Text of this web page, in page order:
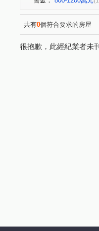
共有0個符合要求的房屋
很抱歉，此經紀業者未